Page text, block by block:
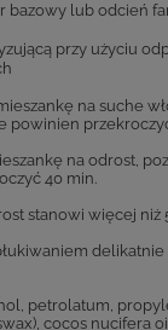
lub odcień
przy użyciu
na suche
powinien
na odrost,
40 min.
stanowi więcej niż
petrolatum,
cocos nucifera